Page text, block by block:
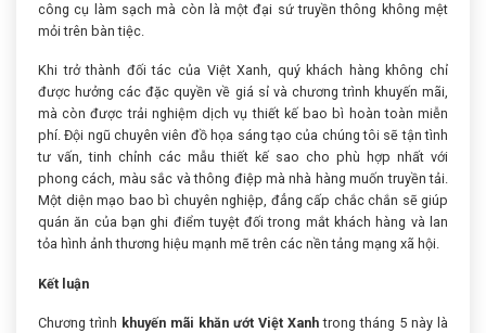
công cụ làm sạch mà còn là một đại sứ truyền thông không mệt
mỏi trên bàn tiệc.
Khi trở thành đối tác của Việt Xanh, quý khách hàng không chỉ
được hưởng các đặc quyền về giá sỉ và chương trình khuyến mãi,
mà còn được trải nghiệm dịch vụ thiết kế bao bì hoàn toàn miễn
phí. Đội ngũ chuyên viên đồ họa sáng tạo của chúng tôi sẽ tận tình
tư vấn, tinh chỉnh các mẫu thiết kế sao cho phù hợp nhất với
phong cách, màu sắc và thông điệp mà nhà hàng muốn truyền tải.
Một diện mạo bao bì chuyên nghiệp, đẳng cấp chắc chắn sẽ giúp
quán ăn của bạn ghi điểm tuyệt đối trong mắt khách hàng và lan
tỏa hình ảnh thương hiệu mạnh mẽ trên các nền tảng mạng xã hội.
Kết luận
Chương trình khuyến mãi khăn ướt Việt Xanh trong tháng 5 này là